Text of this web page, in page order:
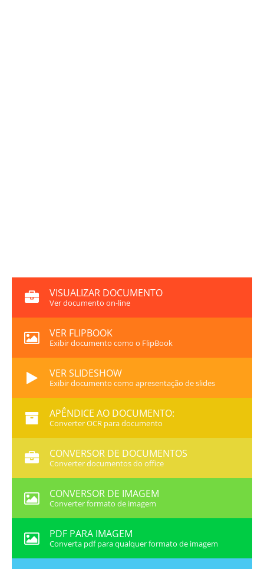
VISUALIZAR DOCUMENTO
Ver documento on-line
VER FLIPBOOK
Exibir documento como o FlipBook
VER SLIDESHOW
Exibir documento como apresentação de slides
APÊNDICE AO DOCUMENTO:
Converter OCR para documento
CONVERSOR DE DOCUMENTOS
Converter documentos do office
CONVERSOR DE IMAGEM
Converter formato de imagem
PDF PARA IMAGEM
Converta pdf para qualquer formato de imagem